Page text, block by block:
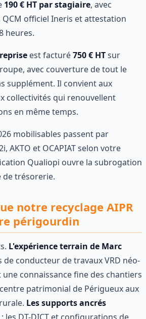
190 € HT par stagiaire, avec
officiel Ineris et attestation
heures.
est facturé750 € HTsur
avec couverture de tout le
supplément. Il convient aux
collectivités qui renouvellent
en même temps.
mobilisables passent par
AKTO et OCAPIAT selon votre
Qualiopi ouvre la subrogation
de trésorerie.
notre recyclage AIPR
périgourdin
L'expérience terrain de Marc
de conducteur de travaux VRD néo-
connaissance fine des chantiers
patrimonial de Périgueux aux
Les supports ancrés